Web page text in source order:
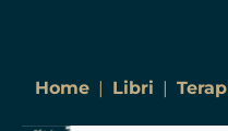
Home Libri